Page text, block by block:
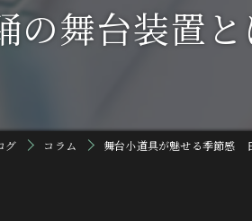
代表あいさつ
舞台装置と
グ コラム 舞台小道具が魅せる季節感